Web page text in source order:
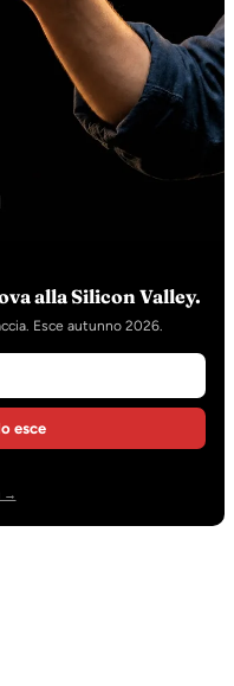
alla Silicon Valley.
Esce autunno 2026.
esce
→